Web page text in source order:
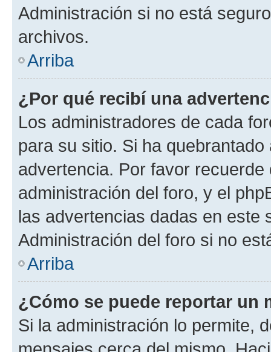
Administración si no está
archivos.
Arriba
¿Por qué recibí una
Los administradores de cada
para su sitio. Si ha
advertencia. Por favor
administración del foro, y el
las advertencias dadas en este
Administración del foro si no
Arriba
¿Cómo se puede reportar un
Si la administración lo permite,